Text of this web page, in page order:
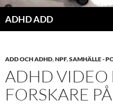
ADHD ADD
ADD OCH ADHD,NPF,SAMHÄLLE -
ADHD VIDEO
FORSKARE